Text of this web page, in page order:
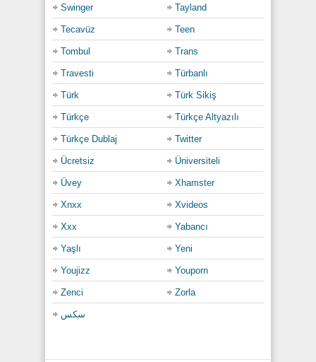
Swinger Tayland
Tecavüz Teen
Tombul Trans
Travesti Türbanlı
Türk Türk Sikiş
Türkçe Türkçe Altyazılı
Türkçe Dublaj Twitter
Ücretsiz Üniversiteli
Üvey Xhamster
Xnxx Xvideos
Xxx Yabancı
Yaşlı Yeni
Youjizz Youporn
Zenci Zorla
سكس